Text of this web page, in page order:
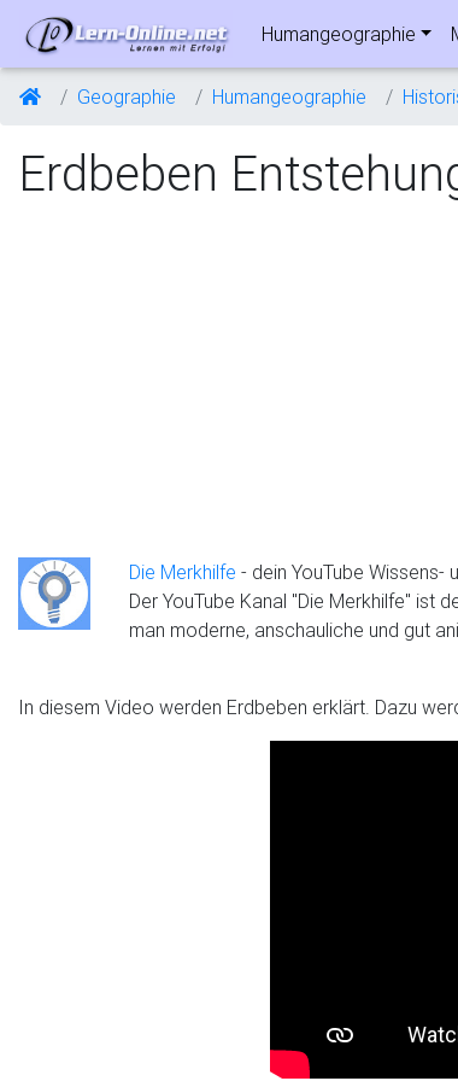
Humangeographie
Geographie Humangeographie
Erdbeben
Die Merkhilfe - dein YouTube Wissens-
Der YouTube Kanal "Die Merkhilfe" ist
man moderne, anschauliche und gut
In diesem Video werden Erdbeben erklärt. Dazu